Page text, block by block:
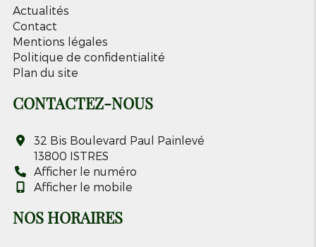
Actualités
Contact
Mentions légales
Politique de confidentialité
Plan du site
CONTACTEZ-NOUS
32 Bis Boulevard Paul Painlevé
13800 ISTRES
Afficher le numéro
Afficher le mobile
NOS HORAIRES